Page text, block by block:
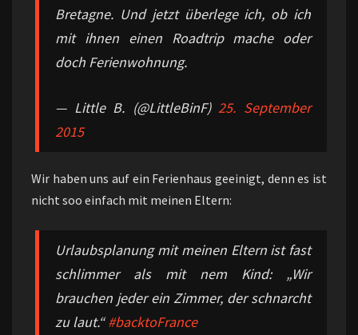
Bretagne. Und jetzt überlege ich, ob ich
mit ihnen einen Roadtrip mache oder
doch Ferienwohnung.
— Little B. (@LittleBinF)25. September
2015
Wir haben uns auf ein Ferienhaus geeinigt, denn es ist
nicht soo einfach mit meinen Eltern:
Urlaubsplanung mit meinen Eltern ist fast
schlimmer als mit nem Kind: „Wir
brauchen jeder ein Zimmer, der schnarcht
zu laut.“#backtoFrance